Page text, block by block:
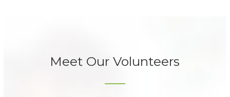
Meet Our Volunteers